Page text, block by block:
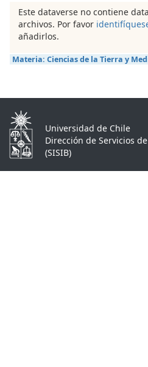
Este dataverse no contiene
archivos. Por favor
añadirlos.
Materia: Ciencias de la Tierra y
Universidad de Chile
Dirección de Servicios
(SISIB)